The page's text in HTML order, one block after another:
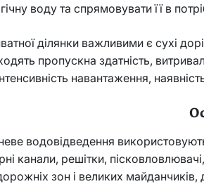
воду та спрямовувати її в
ділянки важливими є сухі
пропускна здатність,
навантаження,
водовідведення
канали, решітки,
дорожніх зон і великих